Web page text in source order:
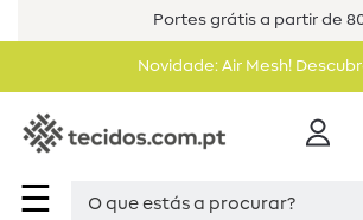
Portes grátis a partir de
Novidade: Air Mesh!
☰